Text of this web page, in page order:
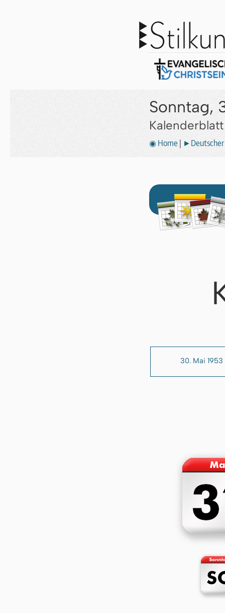
Sonntag,
◉ Home ►Deutscher
30. Mai 1953